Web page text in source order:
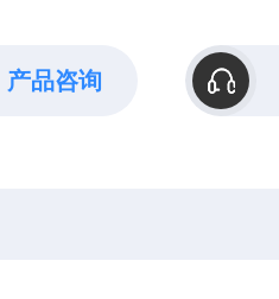
产品咨询